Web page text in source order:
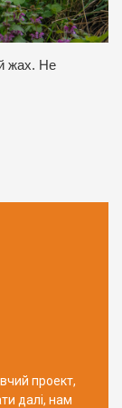
жах. Не
проект,
далі, нам